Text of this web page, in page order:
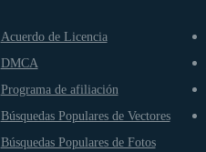
Acuerdo de Licencia
DMCA
Programa de afiliación
Búsquedas Populares de Vectores
Búsquedas Populares de Fotos